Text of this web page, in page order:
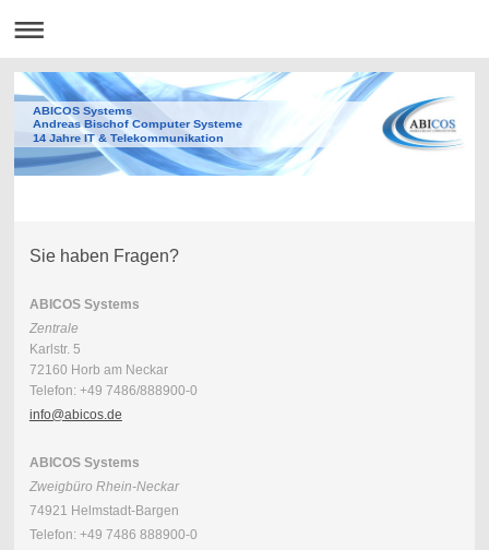
ABICOS Systems
Andreas Bischof Computer Systeme
14 Jahre IT & Telekommunikation
Sie haben Fragen?
ABICOS Systems
Zentrale
Karlstr. 5
72160 Horb am Neckar
Telefon: +49 7486/888900-0
info@abicos.de
ABICOS Systems
Zweigbüro Rhein-Neckar
74921 Helmstadt-Bargen
Telefon: +49 7486 888900-0